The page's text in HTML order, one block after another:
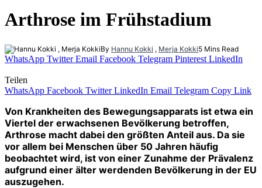
Arthrose im Frühstadium
By Hannu Kokki , Merja Kokki5 Mins Read
WhatsApp Twitter Email Facebook Telegram Pinterest LinkedIn
Teilen
WhatsApp Facebook Twitter LinkedIn Email Telegram Copy Link
Von Krankheiten des Bewegungsapparats ist etwa ein
Viertel der erwachsenen Bevölkerung betroffen,
Arthrose macht dabei den größten Anteil aus. Da sie
vor allem bei Menschen über 50 Jahren häufig
beobachtet wird, ist von einer Zunahme der Prävalenz
aufgrund einer älter werdenden Bevölkerung in der EU
auszugehen.